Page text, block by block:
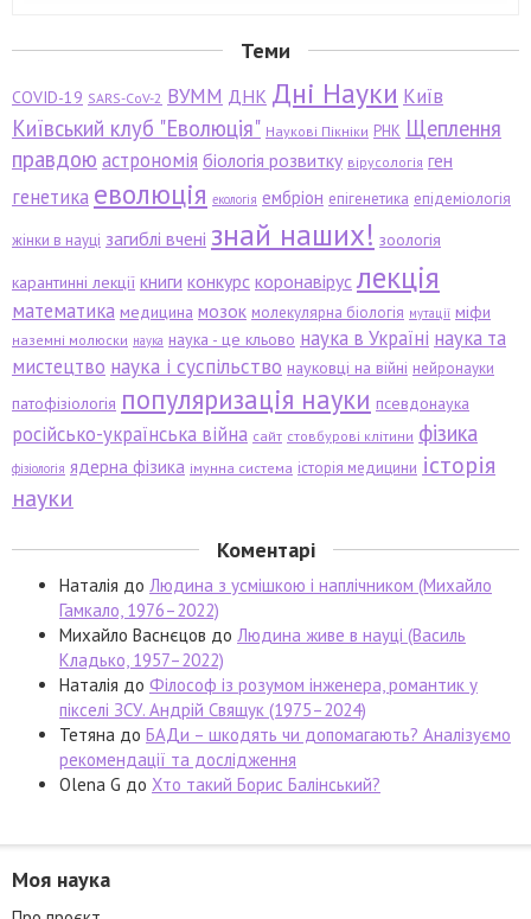
Теми
COVID-19 SARS-CoV-2 ВУММ ДНК Дні Науки Київ
Київський клуб "Еволюція" Наукові Пікніки РНК Щеплення
правдою астрономія біологія розвитку вірусологія ген
генетика еволюція екологія ембріон епігенетика епідеміологія
жінки в науці загиблі вчені знай наших! зоологія
карантинні лекції книги конкурс коронавірус лекція
математика медицина мозок молекулярна біологія мутації міфи
наземні молюски наука наука - це кльово наука в Україні наука та
мистецтво наука і суспільство науковці на війні нейронауки
патофізіологія популяризація науки псевдонаука
російсько-українська війна сайт стовбурові клітини фізика
фізіологія ядерна фізика імунна система історія медицини історія
науки
Коментарі
Наталія до Людина з усмішкою і наплічником (Михайло
Гамкало, 1976–2022)
Михайло Васнєцов до Людина живе в науці (Василь
Кладько, 1957–2022)
Наталія до Філософ із розумом інженера, романтик у
пікселі ЗСУ. Андрій Свящук (1975–2024)
Тетяна до БАДи – шкодять чи допомагають? Аналізуємо
рекомендації та дослідження
Olena G до Хто такий Борис Балінський?
Моя наука